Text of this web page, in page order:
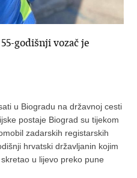
godišnji vozač je
u Biogradu na državnoj cesti
postaje Biograd su tijekom
zadarskih registarskih
hrvatski državljanin kojim
u lijevo preko pune